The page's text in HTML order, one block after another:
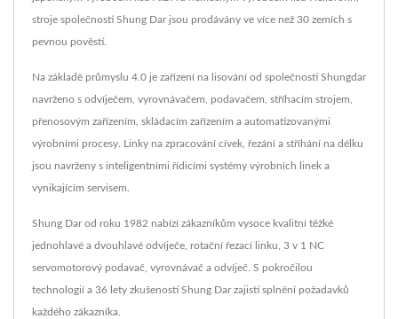
stroje společnosti Shung Dar jsou prodávány ve více než 30 zemích s
pevnou pověstí.
Na základě průmyslu 4.0 je zařízení na lisování od společnosti Shungdar
navrženo s odvíječem, vyrovnávačem, podavačem, stříhacím strojem,
přenosovým zařízením, skládacím zařízením a automatizovanými
výrobními procesy. Linky na zpracování cívek, řezání a stříhání na délku
jsou navrženy s inteligentními řídicími systémy výrobních linek a
vynikajícím servisem.
Shung Dar od roku 1982 nabízí zákazníkům vysoce kvalitní těžké
jednohlavé a dvouhlavé odvíječe, rotační řezací linku, 3 v 1 NC
servomotorový podavač, vyrovnávač a odvíječ. S pokročilou
technologií a 36 lety zkušeností Shung Dar zajistí splnění požadavků
každého zákazníka.